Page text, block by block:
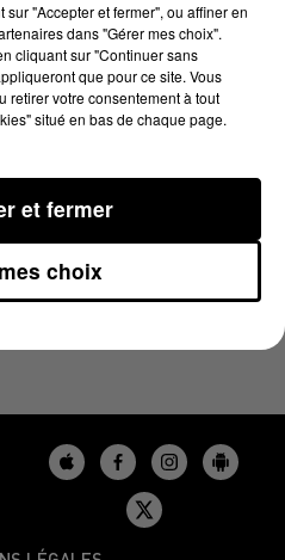
07/03/2025 À 07H30
"Accepter et fermer", ou affiner en
dans "Gérer mes choix".
cliquant sur "Continuer sans
que pour ce site. Vous
retirer votre consentement à tout
situé en bas de chaque page.
choix
et fermer